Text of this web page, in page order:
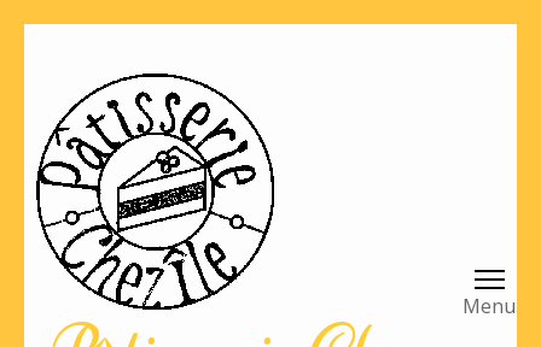
ツ
へ